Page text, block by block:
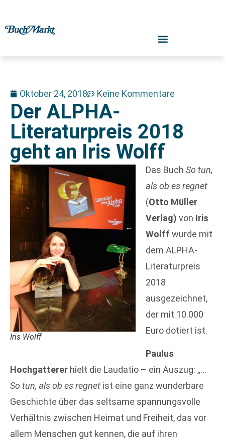
Oktober 24, 2018 Keine Kommentare
Der ALPHA-
Literaturpreis 2018
geht an Iris Wolff
Iris Wolff
Das Buch So tun,
als ob es regnet
(Otto Müller
Verlag) von Iris
Wolff wurde mit
dem ALPHA-
Literaturpreis
2018
ausgezeichnet,
der mit 10.000
Euro dotiert ist.
Paulus
Hochgatterer hielt die Laudatio – ein Auszug: „…
So tun, als ob es regnet ist eine ganz wunderbare
Geschichte über das seltsame spannungsvolle
Verhältnis zwischen Heimat und Freiheit, das vor
allem Menschen gut kennen, die auf ihren